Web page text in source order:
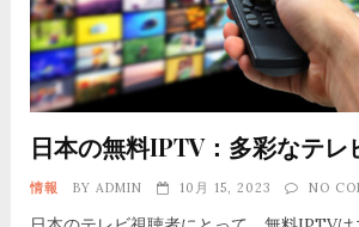
日本の無料IPTV：多彩なテレ
情報 BY ADMIN 10月 15, 2023 NO